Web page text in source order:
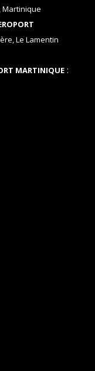
Martinique
Le Lamentin
MARTINIQUE: